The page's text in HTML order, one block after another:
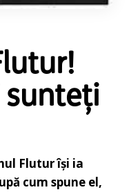
sunteți
Flutur își ia
cum spune el,